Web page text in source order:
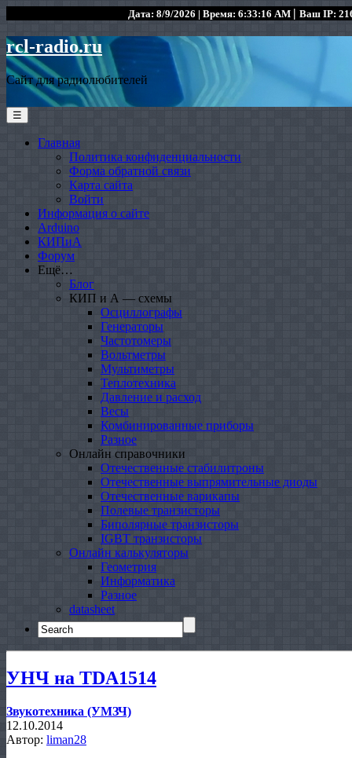
Дата: 8/9/2026 | Время: 6:33:16 AM | Ваш IP:
rcl-radio.ru
Сайт для радиолюбителей
☰
Главная
Политика конфиденциальности
Форма обратной связи
Карта сайта
Войти
Информация о сайте
Arduino
КИПиА
Форум
Ещё…
Блог
КИП и А — схемы
Осциллографы
Генераторы
Частотомеры
Вольтметры
Мультиметры
Теплотехника
Давление и расход
Весы
Комбинированные приборы
Разное
Онлайн справочники
Отечественные стабилитроны
Отечественные выпрямительные диоды
Отечественные варикапы
Полевые транзисторы
Биполярные транзисторы
IGBT транзисторы
Онлайн калькуляторы
Геометрия
Информатика
Разное
datasheet
Search
for:
УНЧ на TDA1514
Звукотехника (УМЗЧ)
12.10.2014
Автор: liman28